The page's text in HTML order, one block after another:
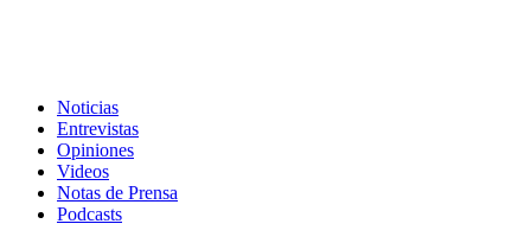
Noticias
Entrevistas
Opiniones
Videos
Notas de Prensa
Podcasts